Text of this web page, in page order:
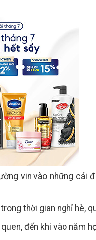
vin vào những cái
thời gian nghỉ hè,
đến khi vào năm